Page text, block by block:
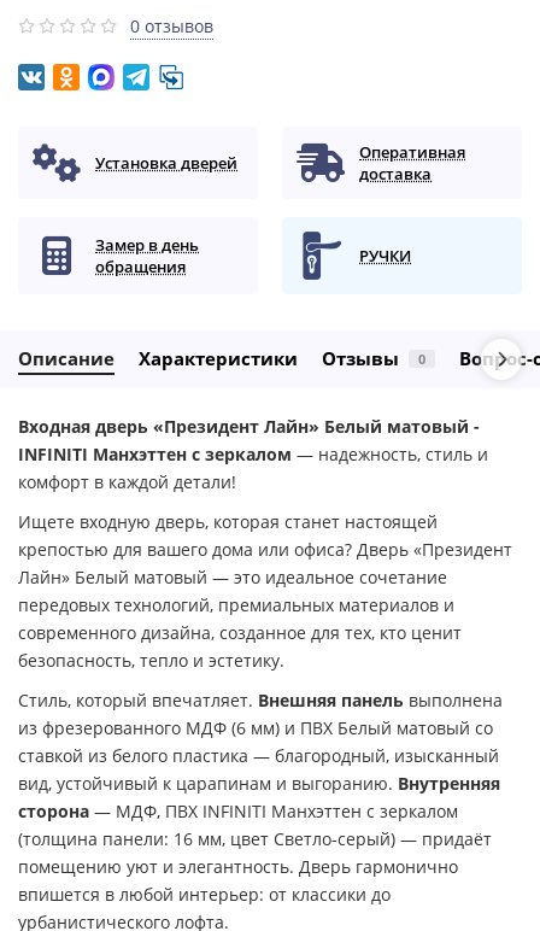
0 отзывов
Установка дверей
Оперативная
доставка
Замер в день
обращения
РУЧКИ
Описание Характеристики Отзывы 0 Вопрос-
Входная дверь «Президент Лайн» Белый матовый -
INFINITI Манхэттен с зеркалом — надежность, стиль и
комфорт в каждой детали!
Ищете входную дверь, которая станет настоящей
крепостью для вашего дома или офиса? Дверь «Президент
Лайн» Белый матовый — это идеальное сочетание
передовых технологий, премиальных материалов и
современного дизайна, созданное для тех, кто ценит
безопасность, тепло и эстетику.
Стиль, который впечатляет. Внешняя панель выполнена
из фрезерованного МДФ (6 мм) и ПВХ Белый матовый со
ставкой из белого пластика — благородный, изысканный
вид, устойчивый к царапинам и выгоранию. Внутренняя
сторона — МДФ, ПВХ INFINITI Манхэттен с зеркалом
(толщина панели: 16 мм, цвет Светло-серый) — придаёт
помещению уют и элегантность. Дверь гармонично
впишется в любой интерьер: от классики до
урбанистического лофта.